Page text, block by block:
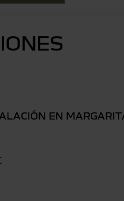
EN